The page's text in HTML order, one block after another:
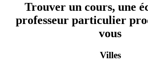
Trouver un cours, une
professeur particulier
vous
Villes